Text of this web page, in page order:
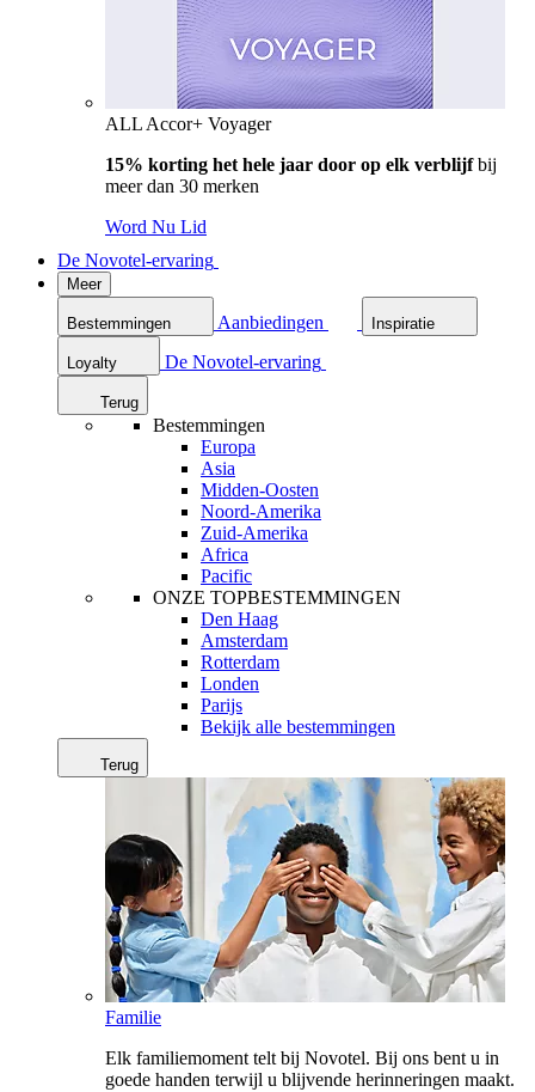
ALL Accor+ Voyager
15% korting het hele jaar door op elk verblijfbij
meer dan 30 merken
Word Nu Lid
De Novotel-ervaring
Meer
Bestemmingen Aanbiedingen Inspiratie
Loyalty De Novotel-ervaring
Terug
Bestemmingen
Europa
Asia
Midden-Oosten
Noord-Amerika
Zuid-Amerika
Africa
Pacific
ONZE TOPBESTEMMINGEN
Den Haag
Amsterdam
Rotterdam
Londen
Parijs
Bekijk alle bestemmingen
Terug
Familie
Elk familiemoment telt bij Novotel. Bij ons bent u in
goede handen terwijl u blijvende herinneringen maakt.